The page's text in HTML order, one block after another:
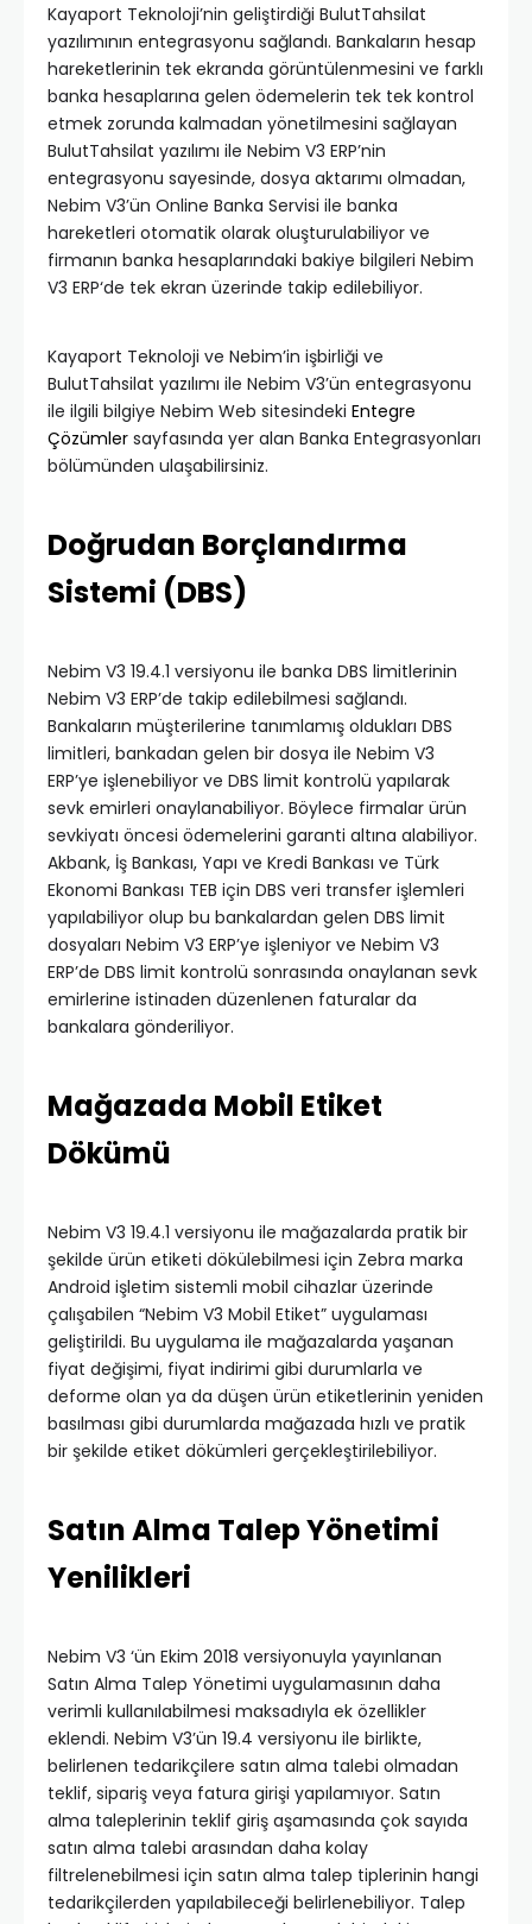
Kayaport Teknoloji’nin geliştirdiği BulutTahsilat
yazılımının entegrasyonu sağlandı. Bankaların hesap
hareketlerinin tek ekranda görüntülenmesini ve farklı
banka hesaplarına gelen ödemelerin tek tek kontrol
etmek zorunda kalmadan yönetilmesini sağlayan
BulutTahsilat yazılımı ile Nebim V3 ERP’nin
entegrasyonu sayesinde, dosya aktarımı olmadan,
Nebim V3’ün Online Banka Servisi ile banka
hareketleri otomatik olarak oluşturulabiliyor ve
firmanın banka hesaplarındaki bakiye bilgileri Nebim
V3 ERP‘de tek ekran üzerinde takip edilebiliyor.
Kayaport Teknoloji ve Nebim’in işbirliği ve
BulutTahsilat yazılımı ile Nebim V3’ün entegrasyonu
ile ilgili bilgiye Nebim Web sitesindeki Entegre
Çözümler sayfasında yer alan Banka Entegrasyonları
bölümünden ulaşabilirsiniz.
Doğrudan Borçlandırma
Sistemi (DBS)
Nebim V3 19.4.1 versiyonu ile banka DBS limitlerinin
Nebim V3 ERP’de takip edilebilmesi sağlandı.
Bankaların müşterilerine tanımlamış oldukları DBS
limitleri, bankadan gelen bir dosya ile Nebim V3
ERP’ye işlenebiliyor ve DBS limit kontrolü yapılarak
sevk emirleri onaylanabiliyor. Böylece firmalar ürün
sevkiyatı öncesi ödemelerini garanti altına alabiliyor.
Akbank, İş Bankası, Yapı ve Kredi Bankası ve Türk
Ekonomi Bankası TEB için DBS veri transfer işlemleri
yapılabiliyor olup bu bankalardan gelen DBS limit
dosyaları Nebim V3 ERP’ye işleniyor ve Nebim V3
ERP’de DBS limit kontrolü sonrasında onaylanan sevk
emirlerine istinaden düzenlenen faturalar da
bankalara gönderiliyor.
Mağazada Mobil Etiket
Dökümü
Nebim V3 19.4.1 versiyonu ile mağazalarda pratik bir
şekilde ürün etiketi dökülebilmesi için Zebra marka
Android işletim sistemli mobil cihazlar üzerinde
çalışabilen “Nebim V3 Mobil Etiket” uygulaması
geliştirildi. Bu uygulama ile mağazalarda yaşanan
fiyat değişimi, fiyat indirimi gibi durumlarla ve
deforme olan ya da düşen ürün etiketlerinin yeniden
basılması gibi durumlarda mağazada hızlı ve pratik
bir şekilde etiket dökümleri gerçekleştirilebiliyor.
Satın Alma Talep Yönetimi
Yenilikleri
Nebim V3 ‘ün Ekim 2018 versiyonuyla yayınlanan
Satın Alma Talep Yönetimi uygulamasının daha
verimli kullanılabilmesi maksadıyla ek özellikler
eklendi. Nebim V3’ün 19.4 versiyonu ile birlikte,
belirlenen tedarikçilere satın alma talebi olmadan
teklif, sipariş veya fatura girişi yapılamıyor. Satın
alma taleplerinin teklif giriş aşamasında çok sayıda
satın alma talebi arasından daha kolay
filtrelenebilmesi için satın alma talep tiplerinin hangi
tedarikçilerden yapılabileceği belirlenebiliyor. Talep